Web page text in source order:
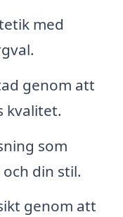
med
genom att
kvalitet.
som
din stil.
genom att